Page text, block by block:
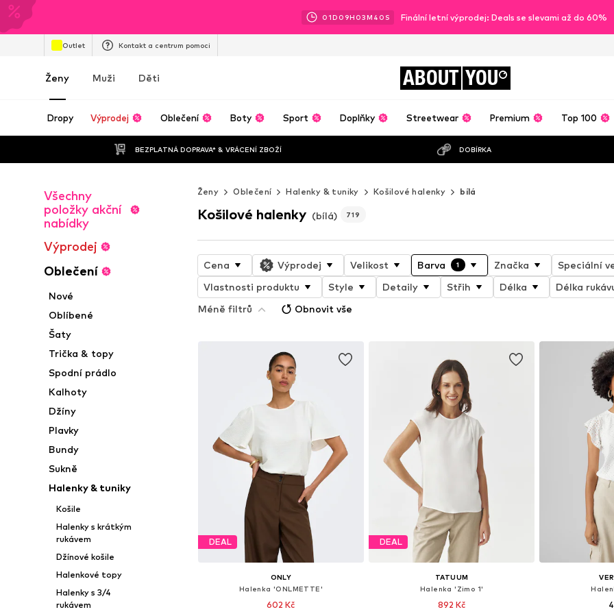
01D 09H 03M 37 S Finální letní výprodej: Deals se slevami až do 60%
Outlet Kontakt a centrum pomoci
Ženy Muži Děti ABOUT YOU
Dropy Výprodej Oblečení Boty Sport Doplňky Streetwear Premium Top 100
BEZPLATNÁ DOPRAVA* & VRÁCENÍ ZBOŽÍ DOBÍRKA
Všechny
položky akční
nabídky
Výprodej
Oblečení
Nové
Oblíbené
Šaty
Trička & topy
Spodní prádlo
Kalhoty
Džíny
Plavky
Bundy
Sukně
Halenky & tuniky
Košile
Halenky s krátkým
rukávem
Džínové košile
Halenkové topy
Halenky s 3/4
rukávem
Ženy Oblečení Halenky & tuniky Košilové halenky bílá
Košilové halenky (bílá) 719
Cena Výprodej Velikost Barva 1 Značka
Speciální
Vlastnosti produktu
Style Detaily Střih Délka
Délka
Méně filtrů
Obnovit vše
DEAL
ONLY
Halenka 'ONLMETTE'
602 Kč
DEAL
TATUUM
Halenka 'Zimo 1'
892 Kč